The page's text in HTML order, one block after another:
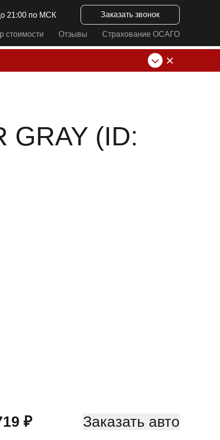
21:00 по МСК Заказать звонок
стоимости Отзывы Страхование ОСАГО
GRAY (ID:
₽ Заказать авто